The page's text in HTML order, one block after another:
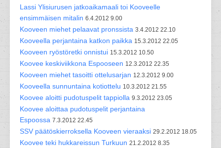
Lassi Ylisiurusen jatkoaikamaali toi Kooveelle
ensimmäisen mitalin 6.4.2012 9.00
Kooveen miehet pelaavat pronssista 3.4.2012 22.10
Kooveella perjantaina katkon paikka 15.3.2012 22.05
Kooveen ryöstöretki onnistui 15.3.2012 10.50
Koovee keskiviikkona Espooseen 12.3.2012 22.35
Kooveen miehet tasoitti ottelusarjan 12.3.2012 9.00
Kooveella sunnuntaina kotiottelu 10.3.2012 21.55
Koovee aloitti pudotuspelit tappiolla 9.3.2012 23.05
Koovee aloittaa pudotuspelit perjantaina
Espoossa 7.3.2012 22.45
SSV päätöskierroksella Kooveen vieraaksi 29.2.2012 18.05
Koovee teki hukkareissun Turkuun 21.2.2012 8.35